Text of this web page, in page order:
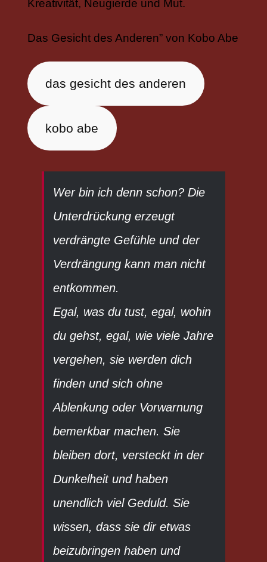
Kreativität, Neugierde und Mut.
Das Gesicht des Anderen” von Kobo Abe
das gesicht des anderen
kobo abe
Wer bin ich denn schon? Die
Unterdrückung erzeugt
verdrängte Gefühle und der
Verdrängung kann man nicht
entkommen.
Egal, was du tust, egal, wohin
du gehst, egal, wie viele Jahre
vergehen, sie werden dich
finden und sich ohne
Ablenkung oder Vorwarnung
bemerkbar machen. Sie
bleiben dort, versteckt in der
Dunkelheit und haben
unendlich viel Geduld. Sie
wissen, dass sie dir etwas
beizubringen haben und